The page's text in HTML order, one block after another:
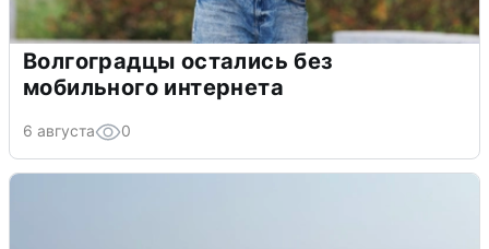
Волгоградцы остались без
мобильного интернета
6 августа 0